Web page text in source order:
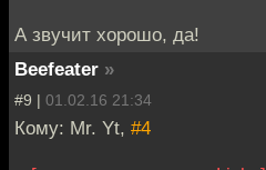
А звучит хорошо, да!
Beefeater »
#9 | 01.02.16 21:34
Кому: Mr. Yt, #4